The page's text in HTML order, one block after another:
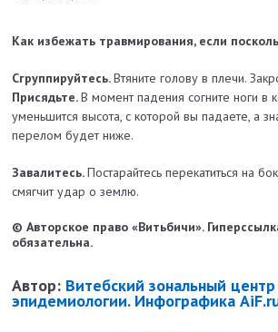
Как избежать травмирования, если
Сгруппируйтесь.Втяните голову в плечи.
Присядьте.В момент падения согните ноги в
уменьшится высота, с которой вы падаете, а
перелом будет ниже.
Завалитесь.Постарайтесь перекатиться на
смягчит удар о землю.
© Авторское право «Витьбичи».
обязательна.
Автор: Витебский зональный
эпидемиологии. Инфографика